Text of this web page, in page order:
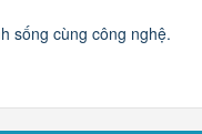
sống cùng công nghệ.